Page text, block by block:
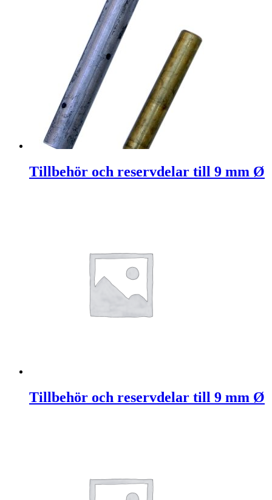
Tillbehör och reservdelar till 9 mm Ø
Tillbehör och reservdelar till 9 mm Ø